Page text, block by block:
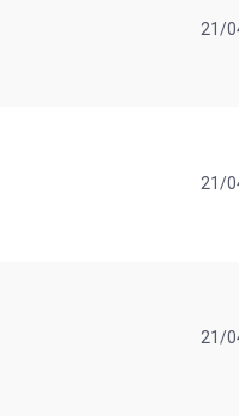
21/
21/
21/